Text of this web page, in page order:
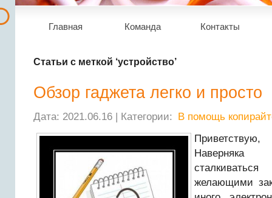
Главная Команда Контакты
Статьи с меткой ‘устройство’
Обзор гаджета легко и просто
Дата: 2021.06.16 | Категории:
В помощь
Наверняка
желающими